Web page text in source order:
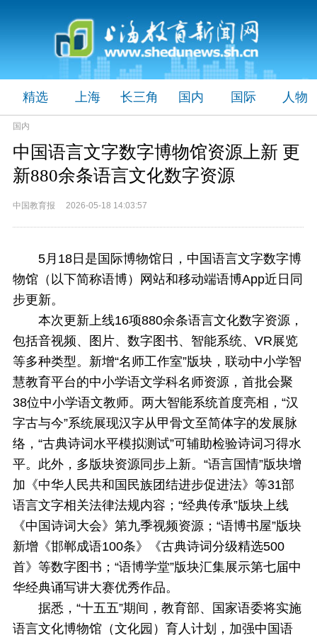
精选 上海 长三角 国内 国际 人物
国内
中国语言文字数字博物馆资源上新 更
新880余条语言文化数字资源
中国教育报 2026-05-18 14:03:57
5月18日是国际博物馆日，中国语言文字数字博
物馆（以下简称语博）网站和移动端语博App近日同
步更新。
本次更新上线16项880余条语言文化数字资源，
包括音视频、图片、数字图书、智能系统、VR展览
等多种类型。新增“名师工作室”版块，联动中小学智
慧教育平台的中小学语文学科名师资源，首批会聚
38位中小学语文教师。两大智能系统首度亮相，“汉
字古与今”系统展现汉字从甲骨文至简体字的发展脉
络，“古典诗词水平模拟测试”可辅助检验诗词习得水
平。此外，多版块资源同步上新。“语言国情”版块增
加《中华人民共和国民族团结进步促进法》等31部
语言文字相关法律法规内容；“经典传承”版块上线
《中国诗词大会》第九季视频资源；“语博书屋”版块
新增《邯郸成语100条》《古典诗词分级精选500
首》等数字图书；“语博学堂”版块汇集展示第七届中
华经典诵写讲大赛优秀作品。
据悉，“十五五”期间，教育部、国家语委将实施
语言文化博物馆（文化园）育人计划，加强中国语